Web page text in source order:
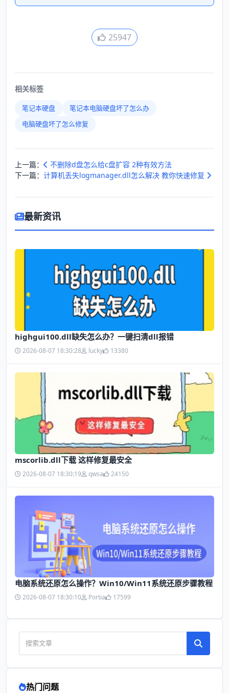
25947
相关标签
笔记本硬盘
笔记本电脑硬盘坏了怎么办
电脑硬盘坏了怎么修复
上一篇：
不删除d盘怎么给c盘扩容 2种有效方法
下一篇： 计算机丢失logmanager.dll怎么解决 教你快速修复
最新资讯
highgui100.dll缺失怎么办？一键扫清dll报错
2026-08-07 18:30:28 lucky 13380
mscorlib.dll下载 这样修复最安全
2026-08-07 18:30:19 qwsa 24150
电脑系统还原怎么操作？Win10/Win11系统还原步骤教程
2026-08-07 18:30:10 Portia 17599
热门问题